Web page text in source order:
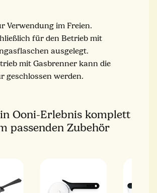
Verwendung im Freien.
für den Betrieb mit
ausgelegt.
mit Gasbrenner kann die
geschlossen werden.
Ooni-Erlebnis komplett
passenden Zubehör